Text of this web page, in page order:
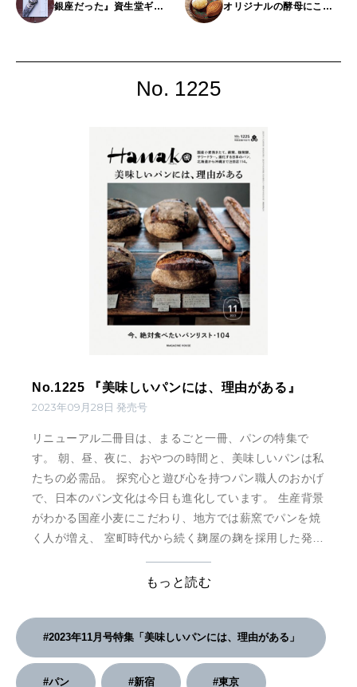
銀座だった』資生堂ギャ
オリジナルの酵母にこだ
No. 1225
No.1225 『美味しいパンには、理由がある』
2023年09月28日 発売号
リニューアル二冊目は、まるごと一冊、パンの特集で
す。 朝、昼、夜に、おやつの時間と、美味しいパンは私
たちの必需品。 探究心と遊び心を持つパン職人のおかげ
で、日本のパン文化は今日も進化しています。 生産背景
がわかる国産小麦にこだわり、地方では薪窯でパンを焼
く人が増え、 室町時代から続く麹屋の麹を採用した発酵
に、ビールにぴったりなパンも登場。 お取り寄せできる
た。 北海道から沖縄まで、評判のパン屋を巡り、美味し
いパンが生 …
もっと読む
#2023年11月号特集「美味しいパンには、理由がある」
#パン #新宿 #東京